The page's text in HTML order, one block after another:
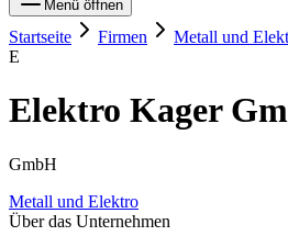
Menü öffnen
Startseite Firmen Metall und
E
Elektro Kager
GmbH
Metall und Elektro
Über das Unternehmen